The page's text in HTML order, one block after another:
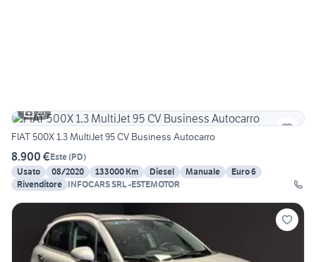
20
FIAT 500X 1.3 MultiJet 95 CV Business Autocarro
8.900 €Este(PD)
Usato
08/2020 133000 Km Diesel Manuale
Euro 6
Rivenditore INFOCARS SRL -ESTEMOTOR